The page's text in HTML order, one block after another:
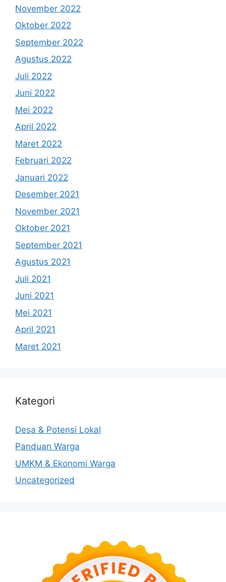
November 2022
Oktober 2022
September 2022
Agustus 2022
Juli 2022
Juni 2022
Mei 2022
April 2022
Maret 2022
Februari 2022
Januari 2022
Desember 2021
November 2021
Oktober 2021
September 2021
Agustus 2021
Juli 2021
Juni 2021
Mei 2021
April 2021
Maret 2021
Kategori
Desa & Potensi Lokal
Panduan Warga
UMKM & Ekonomi Warga
Uncategorized